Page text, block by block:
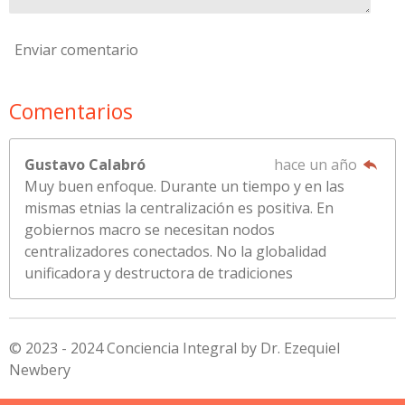
Enviar comentario
Comentarios
Gustavo Calabró
hace un año
Muy buen enfoque. Durante un tiempo y en las
mismas etnias la centralización es positiva. En
gobiernos macro se necesitan nodos
centralizadores conectados. No la globalidad
unificadora y destructora de tradiciones
© 2023 - 2024 Conciencia Integral by Dr. Ezequiel
Newbery